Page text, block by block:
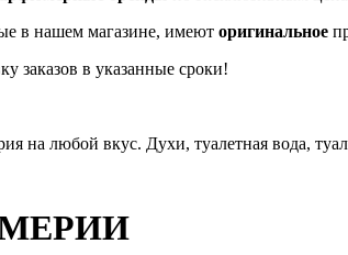
в нашем магазине, имеют оригинальное
заказов в указанные сроки!